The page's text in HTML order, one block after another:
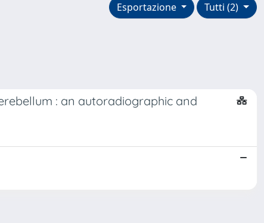
Tutti (2)
Esportazione
: an autoradiographic and